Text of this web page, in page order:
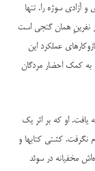
و آزادی سوژه‌ را. تنها
نفرینِ همان گنجی است
عملکرد این
به کمک احضار مردگان
او که بر اثر یک
نگرفت. کشتی کتابها و
مخفیانه در سوئد